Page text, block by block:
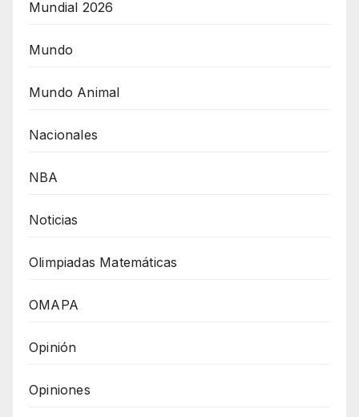
Mundial 2026
Mundo
Mundo Animal
Nacionales
NBA
Noticias
Olimpiadas Matemáticas
OMAPA
Opinión
Opiniones